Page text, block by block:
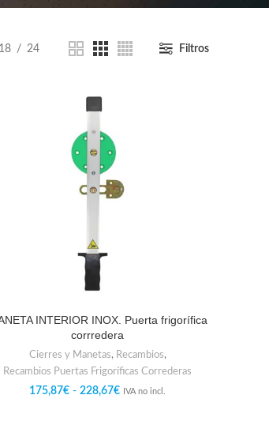
18 24 Filtros
INTERIOR INOX. Puerta frigorífica
corrredera
Cierres y Manetas, Recambios,
Recambios Puertas Frigoríficas Correderas
175,87€ - 228,67€ IVA no incl.